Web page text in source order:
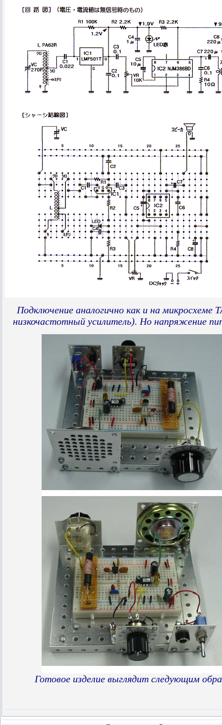
Подключение аналогично как и на микросхеме
низкочастотный усилитель). Но напряжение
Готовое изделие выглядит следующим